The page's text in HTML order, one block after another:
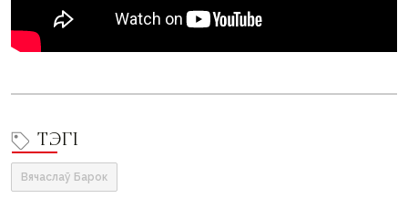
ТЭГІ
Вячаслаў Барок